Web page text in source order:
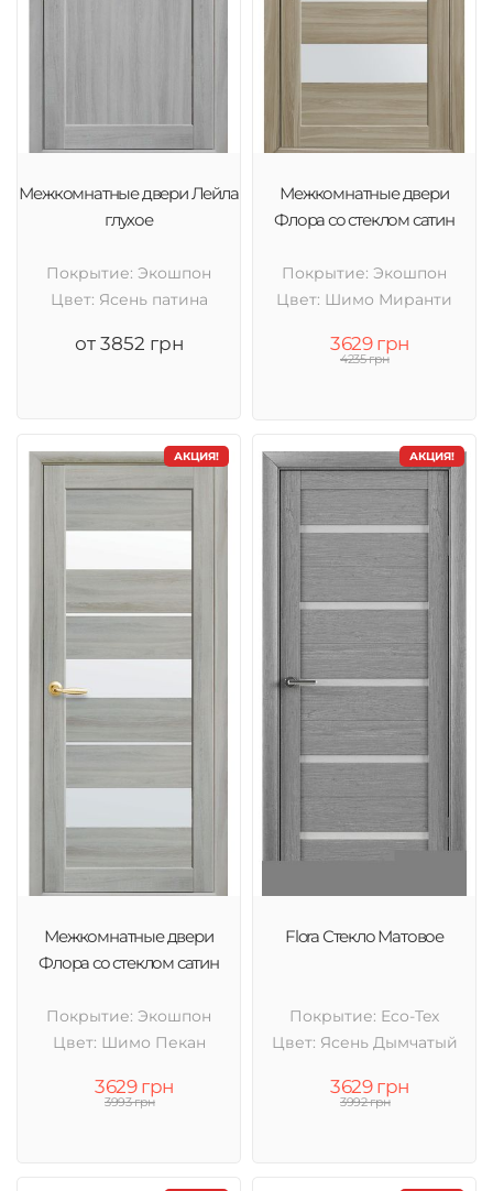
Межкомнатные двери Лейла
глухое
Покрытие: Экошпон
Цвет: Ясень патина
от 3852 грн
Межкомнатные двери
Флора со стеклом сатин
Покрытие: Экошпон
Цвет: Шимо Миранти
3629 грн
4235 грн
АКЦИЯ!
Межкомнатные двери
Флора со стеклом сатин
Покрытие: Экошпон
Цвет: Шимо Пекан
3629 грн
3993 грн
АКЦИЯ!
Flora Стекло Матовое
Покрытие: Eco-Tex
Цвет: Ясень Дымчатый
3629 грн
3992 грн